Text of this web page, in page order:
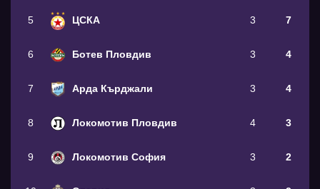
5 ЦСКА 3 7
6 Ботев Пловдив 3 4
7 Арда Кърджали 3 4
8 Локомотив Пловдив 4 3
9 Локомотив София 3 2